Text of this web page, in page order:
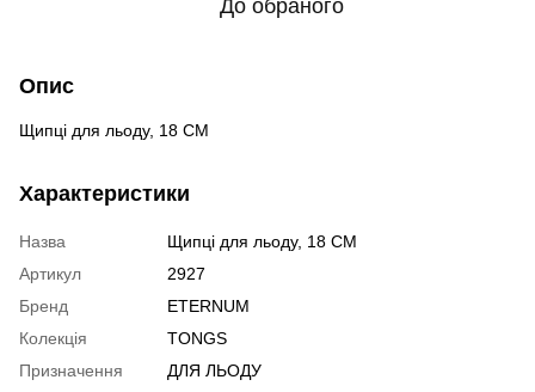
До обраного
Опис
Щипці для льоду, 18 СМ
Характеристики
Назва
Щипці для льоду, 18 СМ
Артикул
2927
Бренд
ETERNUM
Колекція
TONGS
Призначення
ДЛЯ ЛЬОДУ